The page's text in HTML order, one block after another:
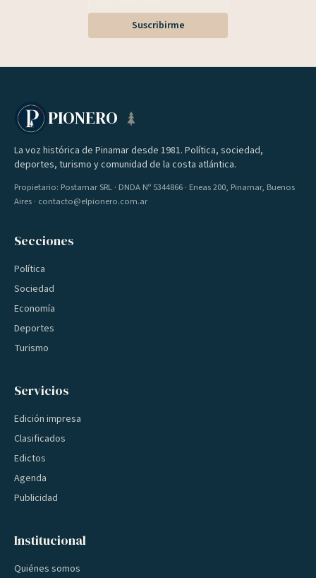
Suscribirme
PIONERO
La voz histórica de Pinamar desde 1981. Política, sociedad,
deportes, turismo y comunidad de la costa atlántica.
Propietario: Postamar SRL · DNDA Nº 5344866 · Eneas 200, Pinamar, Buenos
Aires · contacto@elpionero.com.ar
Secciones
Política
Sociedad
Economía
Deportes
Turismo
Servicios
Edición impresa
Clasificados
Edictos
Agenda
Publicidad
Institucional
Quiénes somos